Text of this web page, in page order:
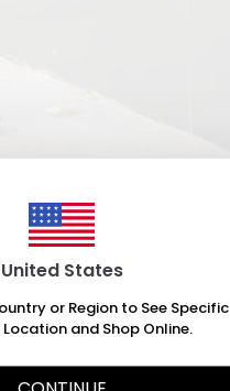
United States
or Region to See Specific
and Shop Online.